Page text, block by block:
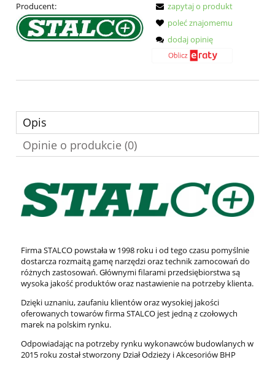
Producent:
zapytaj o produkt
poleć znajomemu
dodaj opinię
Opis
Opinie o produkcie (0)
Firma STALCO powstała w 1998 roku i od tego czasu pomyślnie
dostarcza rozmaitą gamę narzędzi oraz technik zamocowań do
różnych zastosowań. Głównymi filarami przedsiębiorstwa są
wysoka jakość produktów oraz nastawienie na potrzeby klienta.
Dzięki uznaniu, zaufaniu klientów oraz wysokiej jakości
oferowanych towarów firma STALCO jest jedną z czołowych
marek na polskim rynku.
Odpowiadając na potrzeby rynku wykonawców budowlanych w
2015 roku został stworzony Dział Odzieży i Akcesoriów BHP